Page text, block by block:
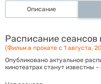
Описание
Расписание сеансов
(Фильм в прокате с 1 августа,
Опубликовано актуальное
кинотеатрах станут известны